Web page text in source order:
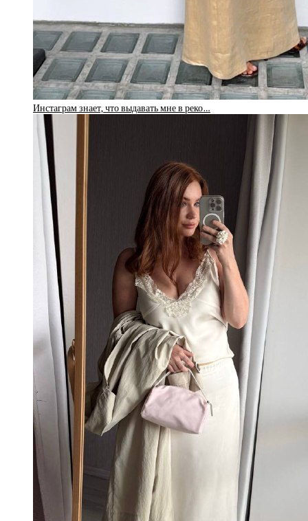
Инстаграм знает, что выдавать мне в реко…